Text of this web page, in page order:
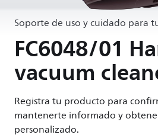
Soporte de uso y cuidado para
FC6048/01
vacuum
Registra tu producto para
mantenerte informado y
personalizado.